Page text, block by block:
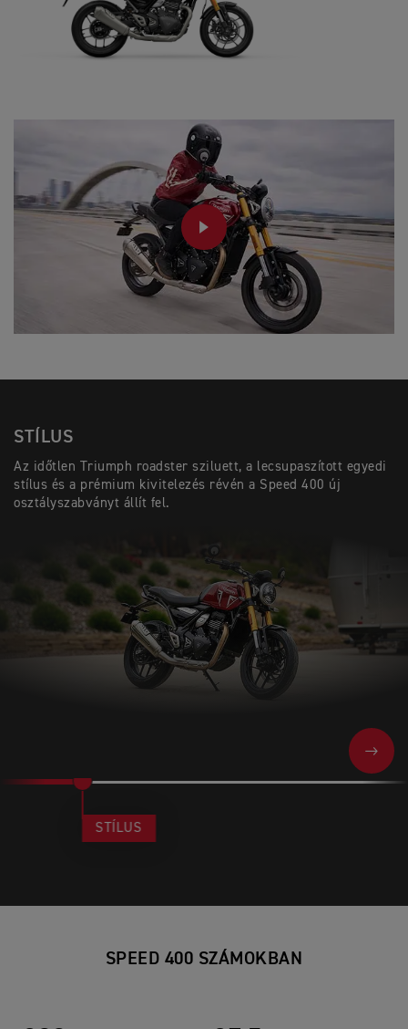
PLAY
STÍLUS
Az időtlen Triumph roadster sziluett, a lecsupaszított egyedi
stílus és a prémium kivitelezés révén a Speed 400 új
osztályszabványt állít fel.
NEXT
STÍLUS
SPEED 400 SZÁMOKBAN